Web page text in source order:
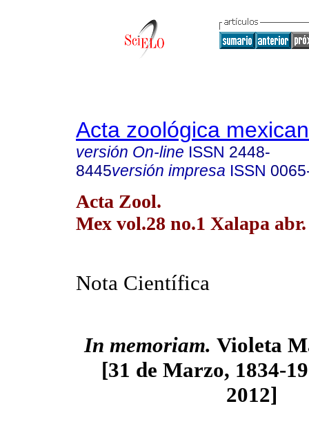
Acta zoológica
versión On-line ISSN 2448-
8445versión impresa ISSN
Acta Zool.
Mex vol.28 no.1 Xalapa abr.
Nota Científica
In memoriam. Violeta
[31 de Marzo, 1834-
2012]